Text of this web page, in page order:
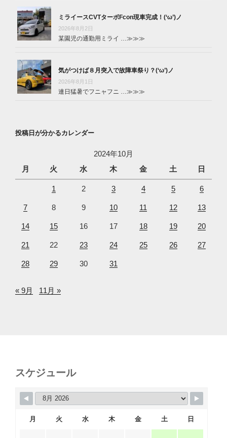
ミライースCVTターボFcon現車完成！(‘ω’)ノ
2026年8月2日
某園児の通勤用ミライ … ≫≫≫
気がつけば８月突入で故障車祭り？(‘ω’)ノ
2026年8月1日
連日猛暑でフニャフニ … ≫≫≫
投稿日が分かるカレンダー
2024年10月
月
火 水 木 金 土 日
1 2 3 4 5 6
7 8 9 10 11 12 13
14 15 16 17 18 19 20
21 22 23 24 25 26 27
28 29 30 31
« 9月 11月 »
スケジュール
月 火 水 木 金 土 日